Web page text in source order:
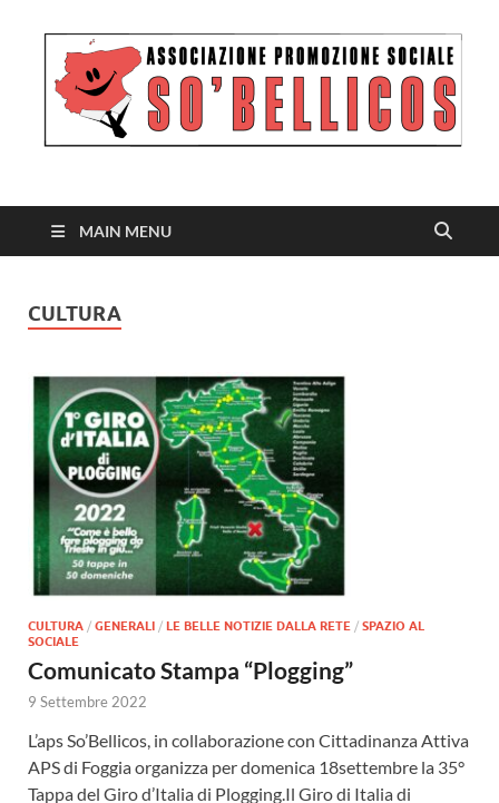
MAIN MENU
CULTURA
CULTURA / GENERALI / LE BELLE NOTIZIE DALLA RETE / SPAZIO AL
SOCIALE
Comunicato Stampa “Plogging”
9 Settembre 2022
L’aps So’Bellicos, in collaborazione con Cittadinanza Attiva
APS di Foggia organizza per domenica 18settembre la 35°
Tappa del Giro d’Italia di Plogging.Il Giro di Italia di